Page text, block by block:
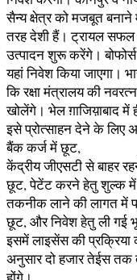
सैन्य क्षेत्र को मजबूत बनाने
तरह देशी हैं। ट्रायल सफल
उत्पादन शुरू करेंगे।
यहां निवेश किया जाएगा।
कि रक्षा मंत्रालय की
खोलेंगे। भेल ग़ाजिय़ाबाद में
इसे प्रोत्साहन देने के लिए
बैंक कर्ज में छूट,
केंद्रीय जीएसटी से बाहर
छूट, पेटेंट करने हेतु शुल्क
तकनीक लाने की लागत में
छूट, और निवेश हेतु ली गई
इसमें लाइसेंस की प्रक्रिया
अनुसार दो हजार तेईस तक